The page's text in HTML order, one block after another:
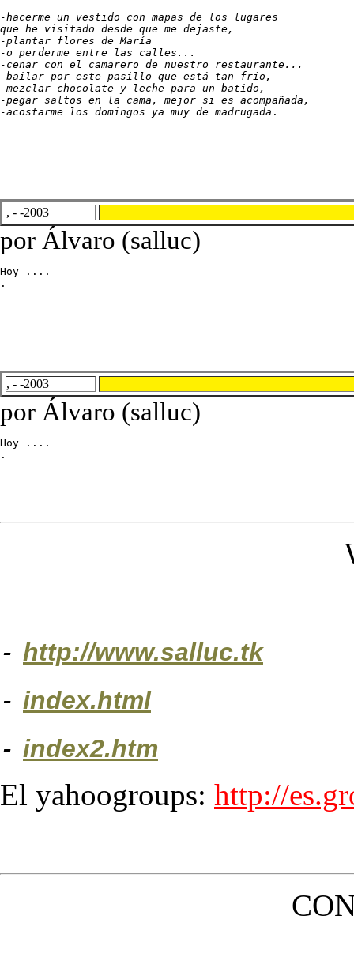
-hacerme un vestido con mapas de los lugares
que he visitado desde que me dejaste,
-plantar flores de María
-o perderme entre las calles...
-cenar con el camarero de nuestro restaurante...
-bailar por este pasillo que está tan frío,
-mezclar chocolate y leche para un batido,
-pegar saltos en la cama, mejor si es acompañada,
-acostarme los domingos ya muy de madrugada .
, - -2003
por Álvaro (salluc)
Hoy ....
.
, - -2003
por Álvaro (salluc)
Hoy ....
.
- http://www.salluc.tk
- index.html
- index2.htm
El yahoogroups: http://